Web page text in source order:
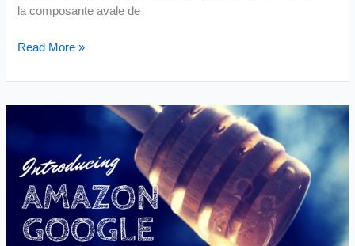
la composante avale de
Retailers:
sur
la
n’en
n’oublieraient-
ils
pas
la
Read More »